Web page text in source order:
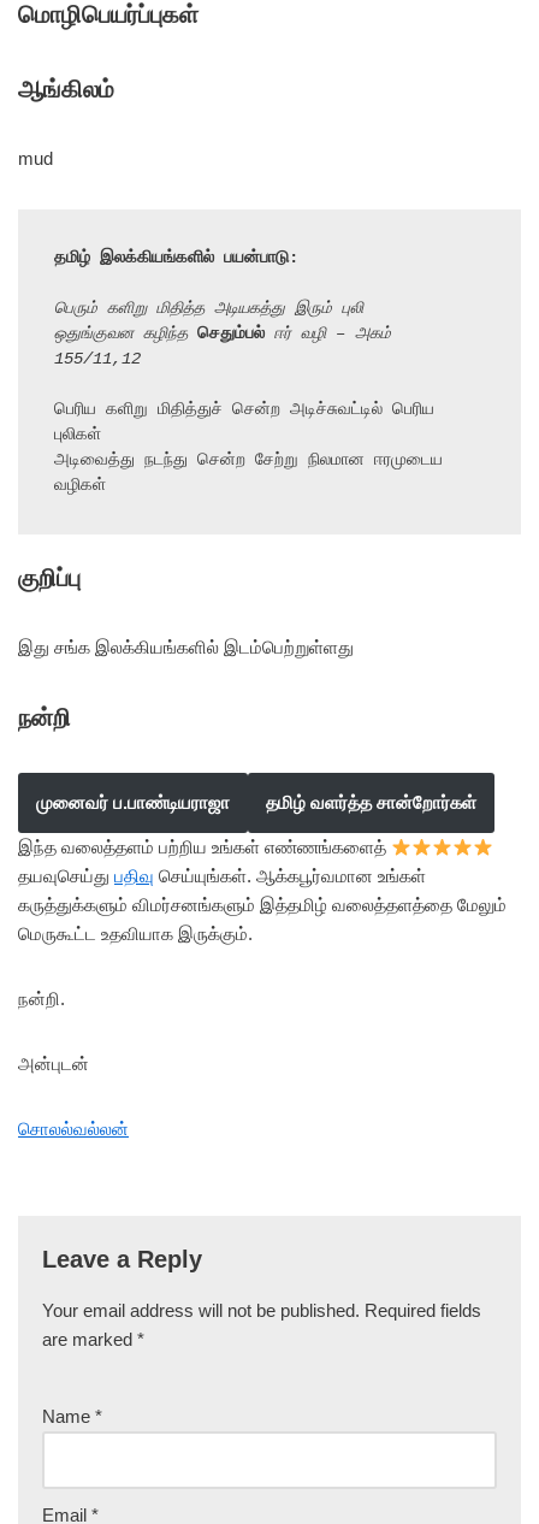
மொழிபெயர்ப்புகள்
ஆங்கிலம்
mud
தமிழ் இலக்கியங்களில் பயன்பாடு:
பெரும் களிறு மிதித்த அடியகத்து இரும் புலி
ஒதுங்குவன கழிந்த செதும்பல் ஈர் வழி – அகம்
155/11,12
பெரிய களிறு மிதித்துச் சென்ற அடிச்சுவட்டில் பெரிய
புலிகள்
அடிவைத்து நடந்து சென்ற சேற்று நிலமான ஈரமுடைய
வழிகள்
குறிப்பு
இது சங்க இலக்கியங்களில் இடம்பெற்றுள்ளது
நன்றி
முனைவர் ப.பாண்டியராஜா தமிழ் வளர்த்த சான்றோர்கள்
இந்த வலைத்தளம் பற்றிய உங்கள் எண்ணங்களைத்
தயவுசெய்து பதிவு செய்யுங்கள். ஆக்கபூர்வமான உங்கள்
கருத்துக்களும் விமர்சனங்களும் இத்தமிழ் வலைத்தளத்தை மேலும்
மெருகூட்ட உதவியாக இருக்கும்.
நன்றி.
அன்புடன்
சொலல்வல்லன்
Leave a Reply
Your email address will not be published. Required fields
are marked *
Name *
Email *